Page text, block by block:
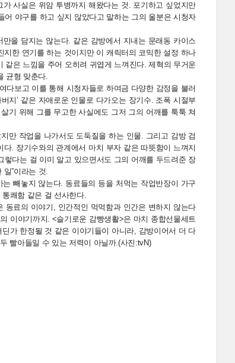
사실은 위암 투병까지 해왔다는 것. 포기하고 싶었지만
어 야구를 하고 싶지 않았다고 말하는 그의 울분은 시청자
을 담지는 않는다. 같은 감방에서 지내는 문래동 카이스
한 연기를 하는 것이지만 이 캐릭터의 코믹한 설정 하나
은 느낌을 주어 오히려 귀엽게 느껴진다. 제혁의 무거운
균형 맞춘다.
다보고 이를 통해 시청자들로 하여금 다양한 감정을 불러
지’ 같은 자애로운 인물로 다가오는 장기수. 조폭 시절부
기 위해 그를 무고한 사실에도 그저 그의 어깨를 툭툭 쳐
만 작업을 나가서도 도둑질을 하는 인물. 그리고 감방 검
. 장기수와의 관계에서 마치 부자 같은 따뜻함이 느껴지
다는 걸 이미 알고 있으면서도 그의 어깨를 두드려준 장
”이라는 것.
빼놓지 않는다. 동료들의 등을 처먹는 작업반장이 가구
쾌함 같은 걸 선사한다.
료의 이야기, 인간적인 먹먹함과 인간은 변하지 않는다
이야기까지. <슬기로운 감빵생활>은 마치 종합선물세트
가 한정될 것 같은 이야기들이 아니라, 감방이어서 더 다
빨아들일 수 있는 저력이 아닐까.(사진:tvN)